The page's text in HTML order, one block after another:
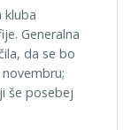
kluba
Generalna
da se bo
še posebej